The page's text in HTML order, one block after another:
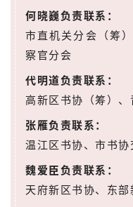
何晓巍负责联系：
市直机关分会（筹
察官分会
代明道负责联系：
高新区书协（筹）、
张雁负责联系：
温江区书协、市书协
魏爱臣负责联系：
天府新区书协、东部